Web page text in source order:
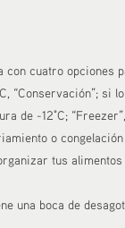
cuatro opciones
“Conservación”; si
de -12°C;
o
tus
una boca de